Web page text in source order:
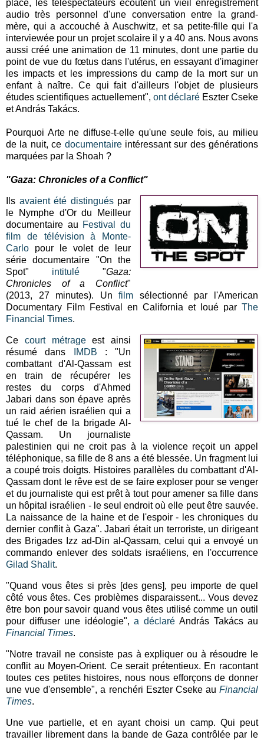
place, les téléspectateurs écoutent un vieil enregistrement
audio très personnel d'une conversation entre la grand-
mère, qui a accouché à Auschwitz, et sa petite-fille qui l'a
interviewée pour un projet scolaire il y a 40 ans. Nous avons
aussi créé une animation de 11 minutes, dont une partie du
point de vue du fœtus dans l'utérus, en essayant d'imaginer
les impacts et les impressions du camp de la mort sur un
enfant à naître. Ce qui fait d'ailleurs l'objet de plusieurs
études scientifiques actuellement", ont déclaré Eszter Cseke
et András Takács.
Pourquoi Arte ne diffuse-t-elle qu'une seule fois, au milieu
de la nuit, ce documentaireintéressant sur des générations
marquées par la Shoah ?
"Gaza: Chronicles of a Conflict"
Ils avaient été distinguéspar
le Nymphe d'Or du Meilleur
documentaire au Festival du
film de télévision à Monte-
Carlo pour le volet de leur
série documentaire "On the
Spot" intitulé "Gaza:
Chronicles of a Conflict"
(2013, 27 minutes). Unfilm sélectionné par l'American
Documentary Film Festival en California et loué par The
Financial Times.
Ce court métrageest ainsi
résumé dans
IMDB : "Un
combattant d'Al-Qassam est
en train de récupérer les
restes du corps d'Ahmed
Jabari dans son épave après
un raid aérien israélien qui a
tué le chef de la brigade Al-
Qassam. Un journaliste
palestinien qui ne croit pas à la violence reçoit un appel
téléphonique, sa fille de 8 ans a été blessée. Un fragment lui
a coupé trois doigts. Histoires parallèles du combattant d'Al-
Qassam dont le rêve est de se faire exploser pour se venger
et du journaliste qui est prêt à tout pour amener sa fille dans
un hôpital israélien - le seul endroit où elle peut être sauvée.
La naissance de la haine et de l'espoir - les chroniques du
dernier conflit à Gaza". Jabari était un terroriste, un dirigeant
des Brigades Izz ad-Din al-Qassam, celui qui a envoyé un
commando enlever des soldats israéliens, en l'occurrence
Gilad Shalit.
"Quand vous êtes si près [des gens], peu importe de quel
côté vous êtes. Ces problèmes disparaissent... Vous devez
être bon pour savoir quand vous êtes utilisé comme un outil
pour diffuser une idéologie", a déclaré András Takács au
Financial Times.
"Notre travail ne consiste pas à expliquer ou à résoudre le
conflit au Moyen-Orient. Ce serait prétentieux. En racontant
toutes ces petites histoires, nous nous efforçons de donner
une vue d'ensemble", a renchéri Eszter Cseke au Financial
Times.
Une vue partielle, et en ayant choisi un camp. Qui peut
travailler librement dans la bande de Gaza contrôlée par le